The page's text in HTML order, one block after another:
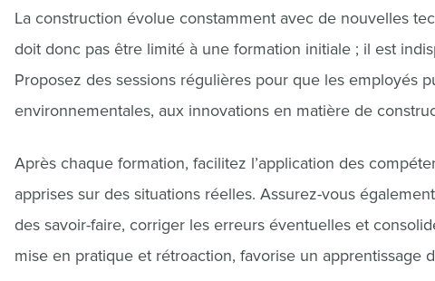
La construction évolue constamment avec de nouvelles
doit donc pas être limité à une formation initiale ; il est
Proposez des sessions régulières pour que les employés
environnementales, aux innovations en matière de
Après chaque formation, facilitez l’application des
apprises sur des situations réelles. Assurez-vous
des savoir-faire, corriger les erreurs éventuelles et
mise en pratique et rétroaction, favorise un apprentissage